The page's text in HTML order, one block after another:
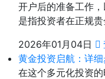
开户后的准备工作
是指投资者在正规
2026年01月04日
黄金投资启航：详
在这个多元化投资